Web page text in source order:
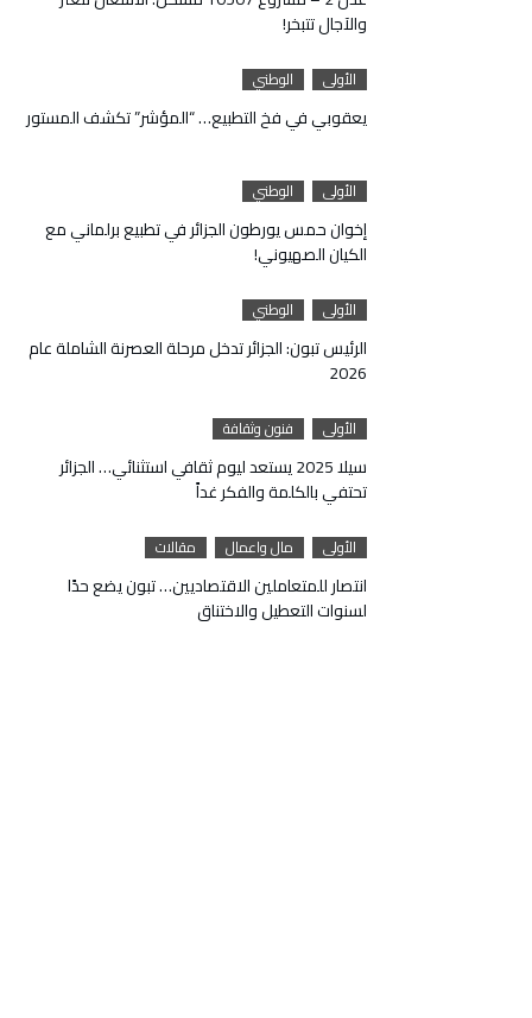
والآجال تتبخر!
الأولى الوطني
يعقوبي في فخ التطبيع… “المؤشر” تكشف المستور
الأولى الوطني
إخوان حمس يورطون الجزائر في تطبيع برلماني مع
الكيان الصهيوني!
الأولى الوطني
الرئيس تبون: الجزائر تدخل مرحلة العصرنة الشاملة عام
2026
الأولى فنون وثقافة
سيلا 2025 يستعد ليوم ثقافي استثنائي… الجزائر
تحتفي بالكلمة والفكر غداً
الأولى مال واعمال مقالات
انتصار للمتعاملين الاقتصاديين… تبون يضع حدًا
لسنوات التعطيل والاختناق